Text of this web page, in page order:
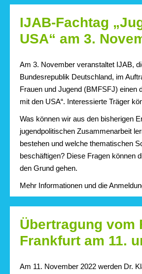
IJAB-Fachtag
USA“ am 3.
Am 3. November veranstaltet IJAB,
Bundesrepublik Deutschland, im
Frauen und Jugend (BMFSFJ) einen
mit den USA“. Interessierte Träger
Was können wir aus den bisherigen
jugendpolitischen Zusammenarbeit
bestehen und welche thematischen
beschäftigen? Diese Fragen können
den Grund gehen.
Mehr Informationen und die
Übertragung vom
Frankfurt am 11.
Am 11. November 2022 werden Dr.